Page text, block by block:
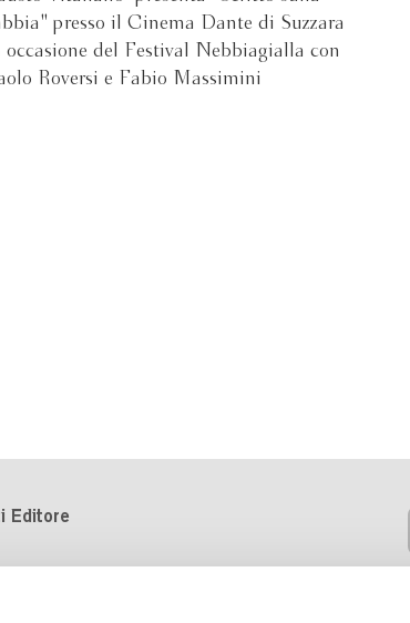
presso il Cinema Dante di Suzzara
occasione del Festival Nebbiagialla con
Roversi e Fabio Massimini
Editore